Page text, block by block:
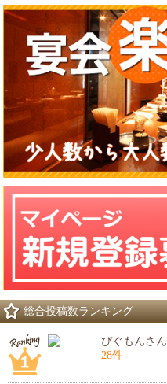
総合投稿数ランキング
ぴぐもんさん
28件